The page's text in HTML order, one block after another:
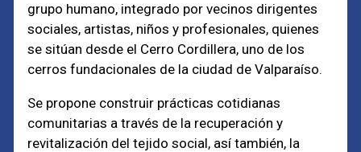
grupo humano, integrado por vecinos dirigentes
sociales, artistas, niños y profesionales, quienes
se sitúan desde el Cerro Cordillera, uno de los
cerros fundacionales de la ciudad de Valparaíso.
Se propone construir prácticas cotidianas
comunitarias a través de la recuperación y
revitalización del tejido social, así también, la